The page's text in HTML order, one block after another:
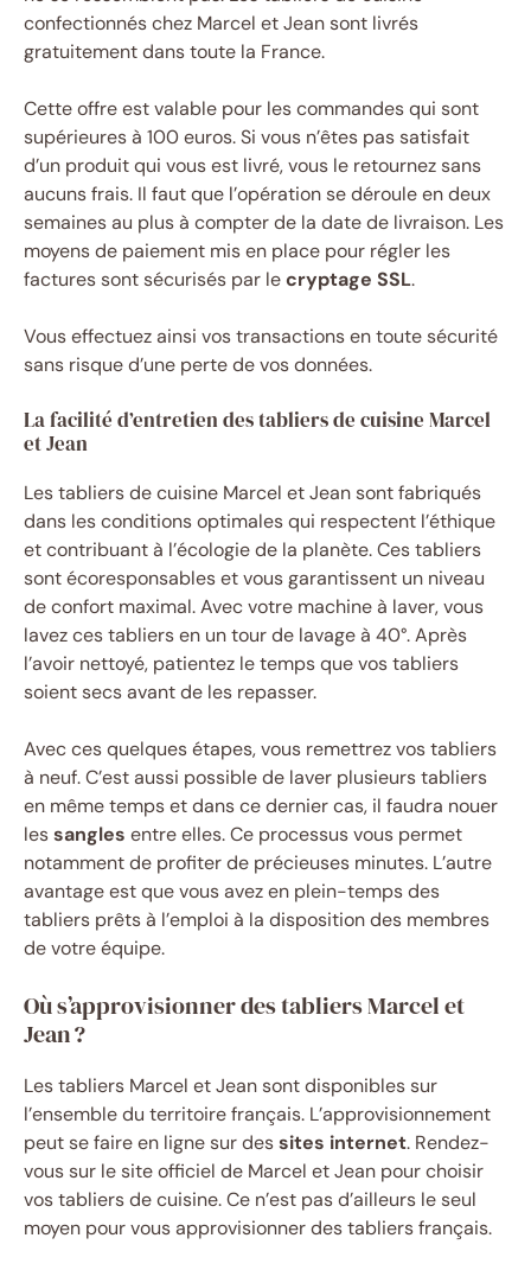
confectionnés chez Marcel et Jean sont livrés
gratuitement dans toute la France.
Cette offre est valable pour les commandes qui sont
supérieures à 100 euros. Si vous n’êtes pas satisfait
d’un produit qui vous est livré, vous le retournez sans
aucuns frais. Il faut que l’opération se déroule en deux
semaines au plus à compter de la date de livraison. Les
moyens de paiement mis en place pour régler les
factures sont sécurisés par lecryptage SSL.
Vous effectuez ainsi vos transactions en toute sécurité
sans risque d’une perte de vos données.
La facilité d’entretien des tabliers de cuisine Marcel
et Jean
Les tabliers de cuisine Marcel et Jean sont fabriqués
dans les conditions optimales qui respectent l’éthique
et contribuant à l’écologie de la planète. Ces tabliers
sont écoresponsables et vous garantissent un niveau
de confort maximal. Avec votre machine à laver, vous
lavez ces tabliers en un tour de lavage à 40°. Après
l’avoir nettoyé, patientez le temps que vos tabliers
soient secs avant de les repasser.
Avec ces quelques étapes, vous remettrez vos tabliers
à neuf. C’est aussi possible de laver plusieurs tabliers
en même temps et dans ce dernier cas, il faudra nouer
lessangles entre elles. Ce processus vous permet
notamment de profiter de précieuses minutes. L’autre
avantage est que vous avez en plein-temps des
tabliers prêts à l’emploi à la disposition des membres
de votre équipe.
Où s’approvisionner des tabliers Marcel et
Jean ?
Les tabliers Marcel et Jean sont disponibles sur
l’ensemble du territoire français. L’approvisionnement
peut se faire en ligne sur dessites internet. Rendez-
vous sur le site officiel de Marcel et Jean pour choisir
vos tabliers de cuisine. Ce n’est pas d’ailleurs le seul
moyen pour vous approvisionner des tabliers français.